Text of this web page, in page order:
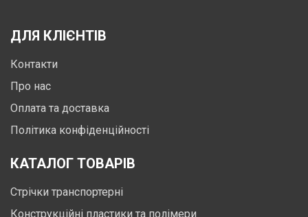
ДЛЯ КЛІЄНТІВ
Контакти
Про нас
Оплата та доставка
Політика конфіденційності
КАТАЛОГ ТОВАРІВ
Стрічки транспортерні
Конструкційні пластики та полімери